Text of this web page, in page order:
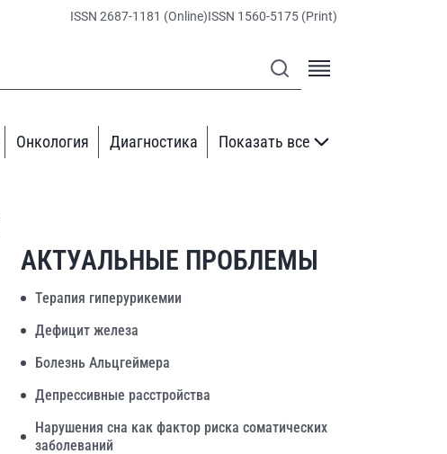
ISSN 2687-1181 (Online)ISSN 1560-5175 (Print)
Онкология Диагностика Показать все
АКТУАЛЬНЫЕ ПРОБЛЕМЫ
Терапия гиперурикемии
Дефицит железа
Болезнь Альцгеймера
Депрессивные расстройства
Нарушения сна как фактор риска соматических
заболеваний